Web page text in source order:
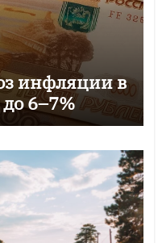
инфляции в
6–7%